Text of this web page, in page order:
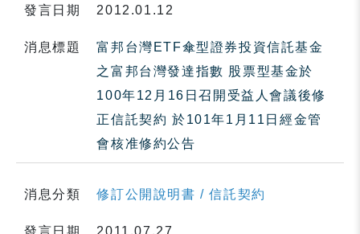
發言日期 2012.01.12
消息標題
富邦台灣ETF傘型證券投資信託基金
之富邦台灣發達指數 股票型基金於
100年12月16日召開受益人會議後修
正信託契約 於101年1月11日經金管
會核准修約公告
消息分類 修訂公開說明書 / 信託契約
發言日期 2011.07.27